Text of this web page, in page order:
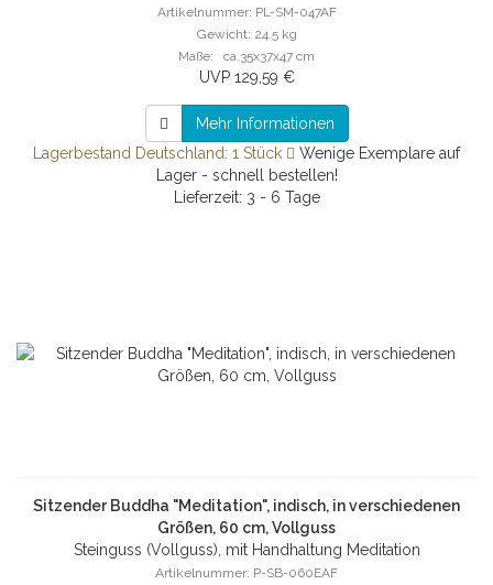
Artikelnummer: PL-SM-047AF
Gewicht: 24.5 kg
Maße: ca.35x37x47 cm
UVP 129,59 €
Mehr Informationen
Lagerbestand Deutschland: 1 Stück
Wenige Exemplare auf
Lager - schnell bestellen!
Lieferzeit: 3 - 6 Tage
Sitzender Buddha "Meditation", indisch, in verschiedenen
Größen, 60 cm, Vollguss
Steinguss (Vollguss), mit Handhaltung Meditation
Artikelnummer: P-SB-060EAF